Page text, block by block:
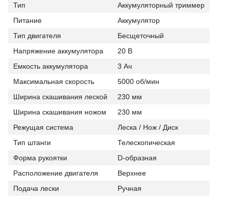
Тип
Аккумуляторный триммер
Питание
Аккумулятор
Тип двигателя
Бесщеточный
Напряжение аккумулятора
20 В
Емкость аккумулятора
3 Ач
Максимальная скорость
5000 об/мин
Ширина скашивания леской
230 мм
Ширина скашивания ножом
230 мм
Режущая система
Леска / Нож / Диск
Тип штанги
Телескопическая
Форма рукоятки
D-образная
Расположение двигателя
Верхнее
Подача лески
Ручная